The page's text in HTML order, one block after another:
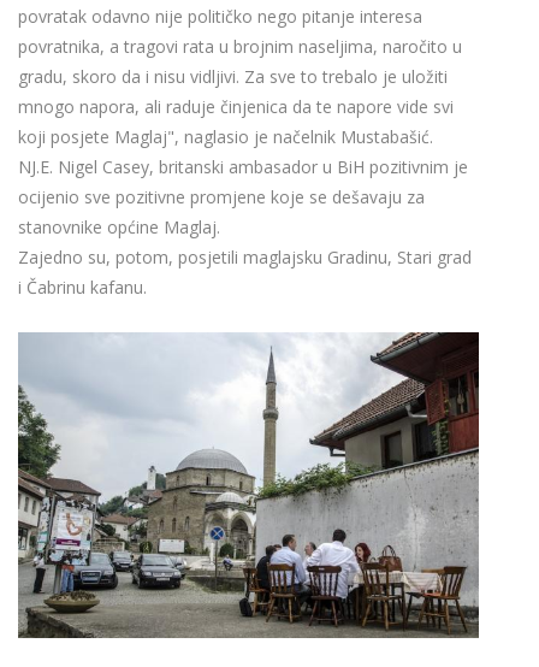
povratak odavno nije političko nego pitanje interesa
povratnika, a tragovi rata u brojnim naseljima, naročito u
gradu, skoro da i nisu vidljivi. Za sve to trebalo je uložiti
mnogo napora, ali raduje činjenica da te napore vide svi
koji posjete Maglaj", naglasio je načelnik Mustabašić.
NJ.E. Nigel Casey, britanski ambasador u BiH pozitivnim je
ocijenio sve pozitivne promjene koje se dešavaju za
stanovnike općine Maglaj.
Zajedno su, potom, posjetili maglajsku Gradinu, Stari grad
i Čabrinu kafanu.